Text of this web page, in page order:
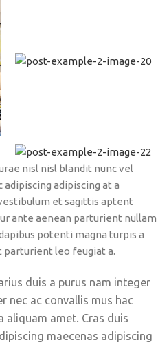
nisl nisl blandit nunc vel
adipiscing adipiscing at a
et sagittis aptent
ante aenean parturient nullam
potenti magna turpis a
parturient leo feugiat a.
duis a purus nam integer
nec ac convallis mus hac
amet. Cras duis
maecenas adipiscing